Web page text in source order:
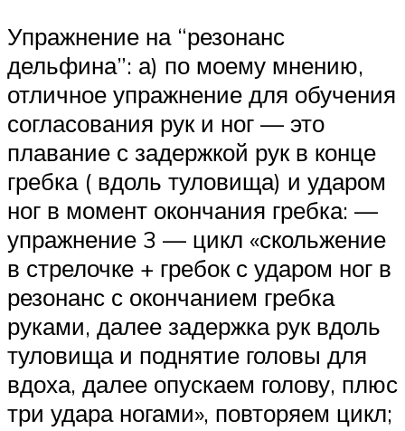
Упражнение на “резонанс
дельфина”: а) по моему мнению,
отличное упражнение для обучения
согласования рук и ног — это
плавание с задержкой рук в конце
гребка ( вдоль туловища) и ударом
ног в момент окончания гребка: —
упражнение 3 — цикл «скольжение
в стрелочке + гребок с ударом ног в
резонанс с окончанием гребка
руками, далее задержка рук вдоль
туловища и поднятие головы для
вдоха, далее опускаем голову, плюс
три удара ногами», повторяем цикл;